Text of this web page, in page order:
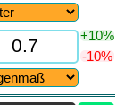
+10%
-10%